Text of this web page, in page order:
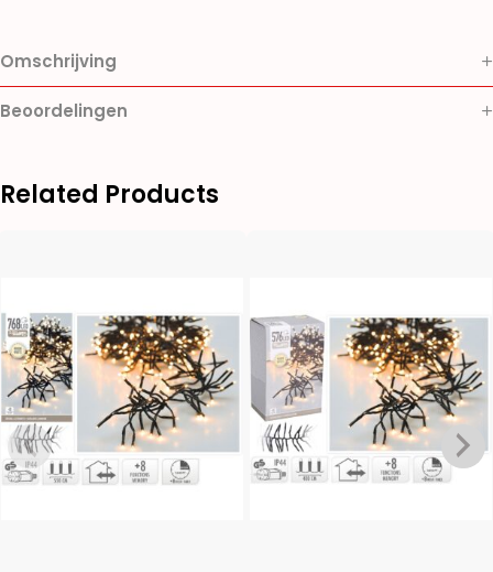
Omschrijving
Beoordelingen
Related Products